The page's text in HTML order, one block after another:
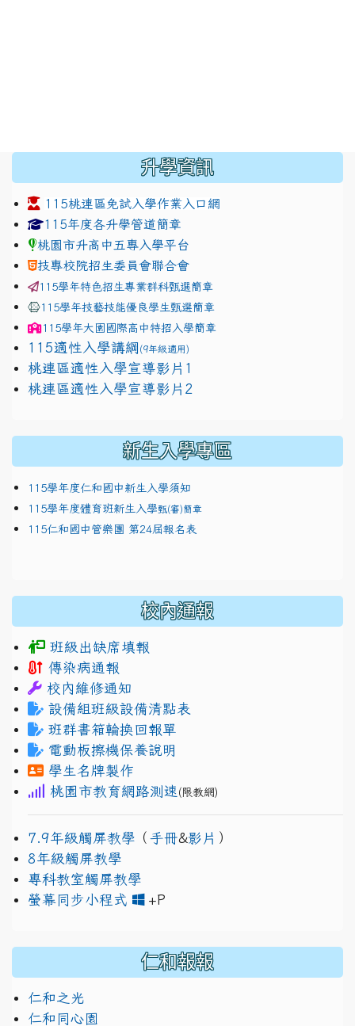
升學資訊
115桃連區免試入學作業入口網
link to https://www.jhjhs.tyc.edu.tw/modules/
115年度各升學管道簡章
桃園市升高中五專入學平台
技專校院招生委員會聯合會
115學年特色招生專業群科甄選簡章
115學年技藝技能優良學生甄選簡章
115學年大園國際高中特招入學簡章
115適性入學講綱 (9年級適用)
link to https://docs.google.com/presentation/d/
桃連區適性入學宣導影片1
link to https://docs.google.com/presentation/d/
桃連區適性入學宣導影片2
新生入學專區
115學年度仁和國中新生入學須知
115學年度體育班新生入學甄(審)簡章
115仁和國中管樂團 第24屆報名表
校內通報
班級出缺席填報
傳染病通報
校內維修通知
設備組班級設備清點表
班群書箱輪換回報單
電動板擦機保養說明
學生名牌製作
桃園市教育網路測速 (限教網)
7.9年級觸屏教學 （ 手冊&影片 ）
8年級觸屏教學
專科教室觸屏教學
螢幕同步小程式
+P
仁和報報
仁和之光
仁和同心園